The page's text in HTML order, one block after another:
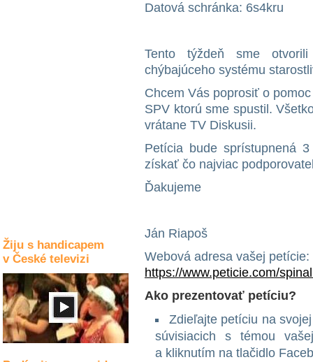
Žiju s handicapem
v České televizi
Datová schránka: 6s4kru
Tento týždeň sme
chýbajúceho systému
Chcem Vás poprosiť o
SPV ktorú sme spustil.
vrátane TV Diskusii.
Petícia bude sprístupnená
získať čo najviac
Ďakujeme
Ján Riapoš
Webová adresa vašej petície:
https://www.peticie.com/
Ako prezentovať petíciu?
Zdieľajte petíciu na
súvisiacich s témou
a kliknutím na tlačidlo